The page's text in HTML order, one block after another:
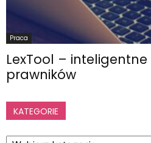
Praca
LexTool –
prawników
KATEGORIE
Kategorie